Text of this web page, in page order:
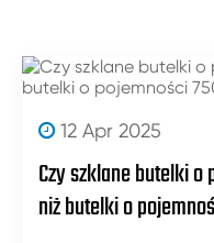
12 Apr 2025
Czy szklane butelki
niż butelki o